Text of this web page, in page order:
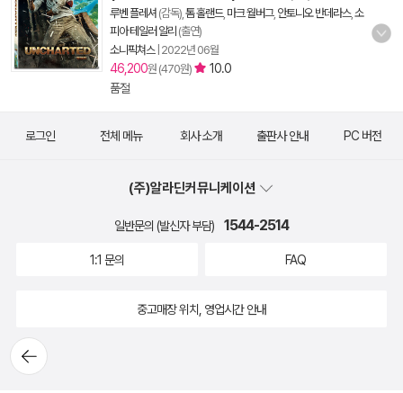
루벤 플레셔 (감독), 톰 홀랜드, 마크 월버그, 안토니오 반데라스, 소
피아 테일러 알리 (출연)
소니픽쳐스| 2022년 06월
46,200원 (470원)
10.0
품절
뒤로가
기
로그인 전체 메뉴 회사 소개 출판사 안내 PC 버전
(주)알라딘커뮤니케이션
일반문의 (발신자 부담) 1544-2514
1:1 문의 FAQ
중고매장 위치, 영업시간 안내